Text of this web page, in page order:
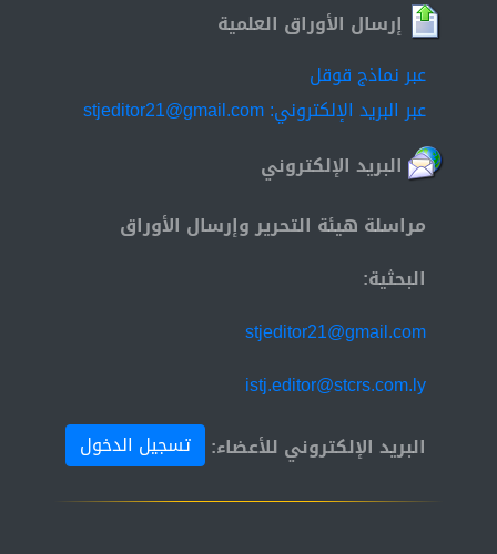
إرسال الأوراق العلمية
عبر نماذج قوقل
عبر البريد الإلكتروني: stjeditor21@gmail.com
البريد الإلكتروني
مراسلة هيئة التحرير وإرسال الأوراق
البحثية:
stjeditor21@gmail.com
istj.editor@stcrs.com.ly
البريد الإلكتروني للأعضاء:
تسجيل الدخول